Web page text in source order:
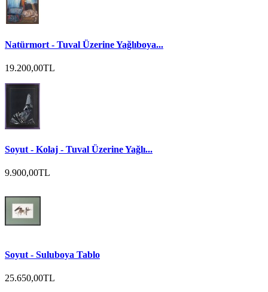
Natürmort - Tuval Üzerine Yağlıboya...
19.200,00TL
Soyut - Kolaj - Tuval Üzerine Yağlı...
9.900,00TL
Soyut - Suluboya Tablo
25.650,00TL